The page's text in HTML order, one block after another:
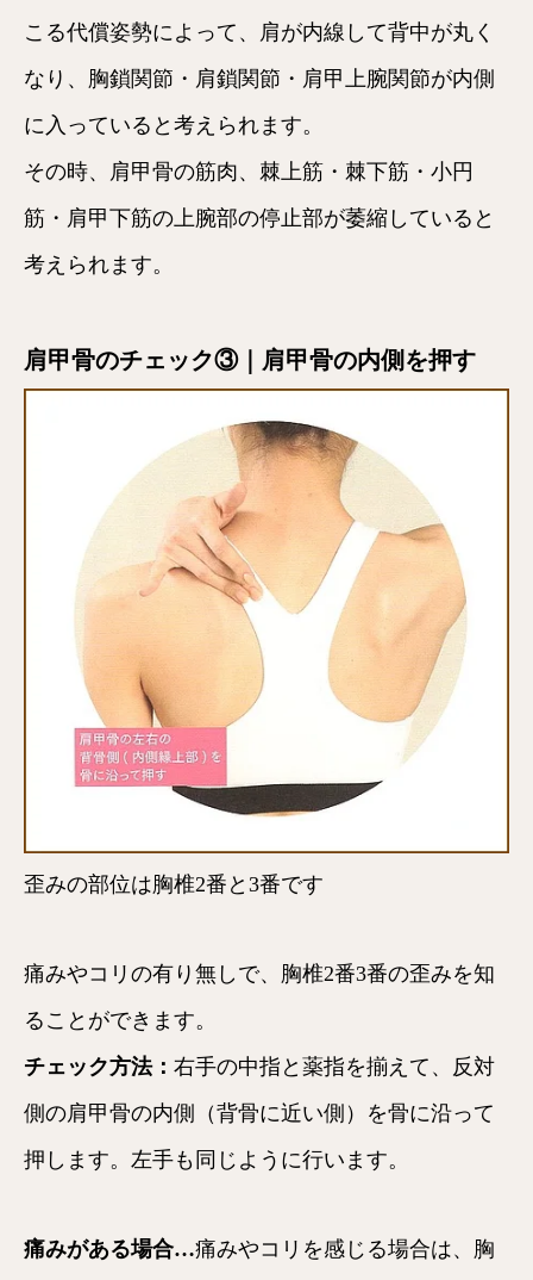
こる代償姿勢によって、肩が内線して背中が丸く
なり、胸鎖関節・肩鎖関節・肩甲上腕関節が内側
に入っていると考えられます。
その時、肩甲骨の筋肉、棘上筋・棘下筋・小円
筋・肩甲下筋の上腕部の停止部が萎縮していると
考えられます。
肩甲骨のチェック③｜肩甲骨の内側を押す
歪みの部位は胸椎2番と3番です
痛みやコリの有り無しで、胸椎2番3番の歪みを知
ることができます。
チェック方法： 右手の中指と薬指を揃えて、反対
側の肩甲骨の内側（背骨に近い側）を骨に沿って
押します。左手も同じように行います。
痛みがある場合…痛みやコリを感じる場合は、胸